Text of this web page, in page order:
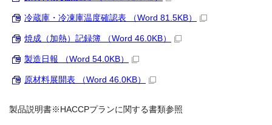
冷蔵庫・冷凍庫温度確認表 （Word 81.5KB）
焼成（加熱）記録簿 （Word 46.0KB）
製造日報 （Word 54.0KB）
原材料展開表 （Word 46.0KB）
製品説明書※HACCPプランに関する書類参照